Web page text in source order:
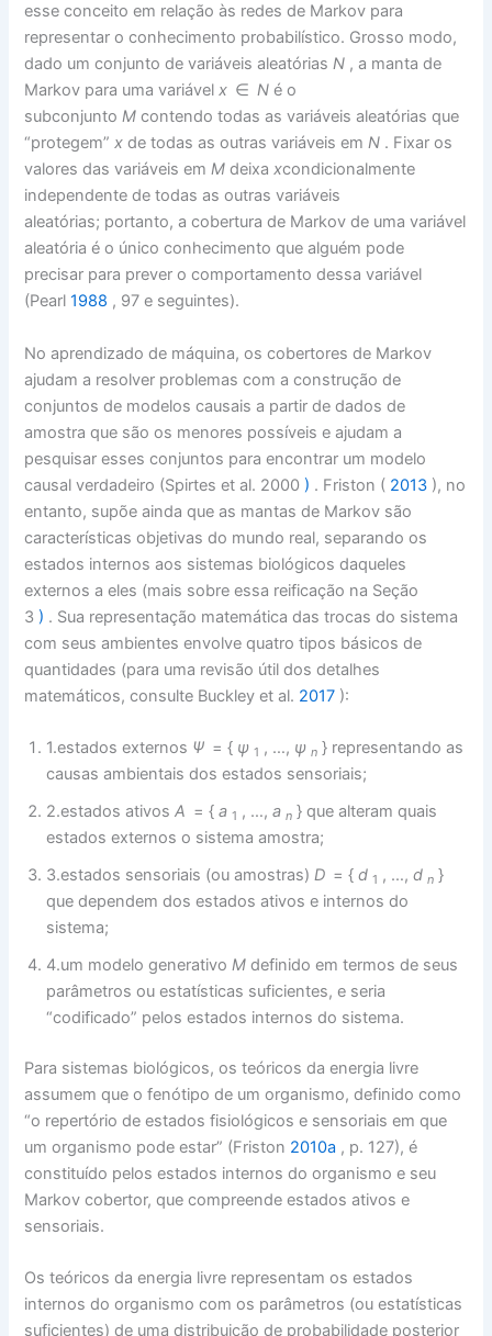
esse conceito em relação às redes de Markov para
representar o conhecimento probabilístico. Grosso modo,
dado um conjunto de variáveis ​​aleatóriasN , a manta de
Markov para uma variávelx ∈N é o
subconjuntoM contendo todas as variáveis ​​aleatórias que
“protegem”x de todas as outras variáveis ​​emN . Fixar os
valores das variáveis ​​emM deixaxcondicionalmente
independente de todas as outras variáveis ​​
aleatórias; portanto, a cobertura de Markov de uma variável
aleatória é o único conhecimento que alguém pode
precisar para prever o comportamento dessa variável
(Pearl1988 , 97 e seguintes).
No aprendizado de máquina, os cobertores de Markov
ajudam a resolver problemas com a construção de
conjuntos de modelos causais a partir de dados de
amostra que são os menores possíveis e ajudam a
pesquisar esses conjuntos para encontrar um modelo
causal verdadeiro (Spirtes et al. 2000) . Friston ( 2013 ), no
entanto, supõe ainda que as mantas de Markov são
características objetivas do mundo real, separando os
estados internos aos sistemas biológicos daqueles
externos a eles (mais sobre essa reificação na Seção
3) . Sua representação matemática das trocas do sistema
com seus ambientes envolve quatro tipos básicos de
quantidades (para uma revisão útil dos detalhes
matemáticos, consulte Buckley et al. 2017 ):
1.estados externos Ψ = { ψ1 , …, ψ n } representando as
causas ambientais dos estados sensoriais;
2.estados ativosA = {a1 , …,a n } que alteram quais
estados externos o sistema amostra;
3.estados sensoriais (ou amostras)D = {d1 , …,d n }
que dependem dos estados ativos e internos do
sistema;
4.um modelo generativoM definido em termos de seus
parâmetros ou estatísticas suficientes, e seria
“codificado” pelos estados internos do sistema.
Para sistemas biológicos, os teóricos da energia livre
assumem que o fenótipo de um organismo, definido como
“o repertório de estados fisiológicos e sensoriais em que
um organismo pode estar” (Friston 2010a , p. 127), é
constituído pelos estados internos do organismo e seu
Markov cobertor, que compreende estados ativos e
sensoriais.
Os teóricos da energia livre representam os estados
internos do organismo com os parâmetros (ou estatísticas
suficientes) de uma distribuição de probabilidade posterior